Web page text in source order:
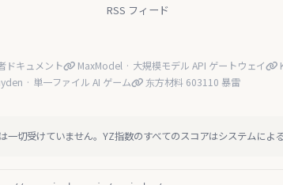
RSS フィード
ドキュメント MaxModel · 大規模モデル API ゲートウェイ
· 単一ファイル AI ゲーム
东方材料 603110 暴雷
切受けていません。YZ指数のすべてのスコアはシステムによ